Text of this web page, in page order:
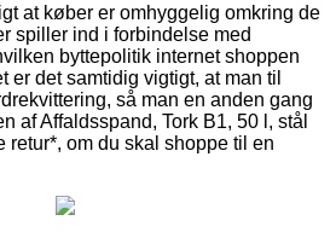
at køber er omhyggelig omkring de
spiller ind i forbindelse med
byttepolitik internet shoppen
er det samtidig vigtigt, at man til
så man en anden gang
af Affaldsspand, Tork B1, 50 l, stål
retur*, om du skal shoppe til en